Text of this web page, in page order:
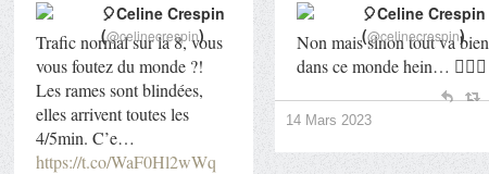
Trafic normal sur la 8, vous
vous foutez du monde ?!
Les rames sont blindées,
elles arrivent toutes les
4/5min. C’e…
https://t.co/WaF0Hl2wWq
🎈Celine Crespin
(@celinecrespin)
Non mais sinon tout va bien
dans ce monde hein… 🤦🏻‍♀️
🎈Celine Crespin
(@celinecrespin)
14 Mars 2023